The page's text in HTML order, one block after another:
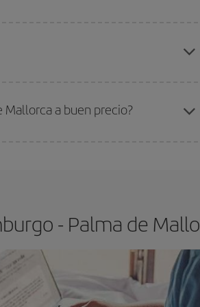
Palma de Mallorca-dest
a buen precio?
- Palma de